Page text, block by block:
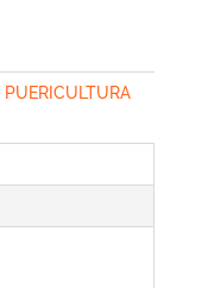
PUERICULTURA